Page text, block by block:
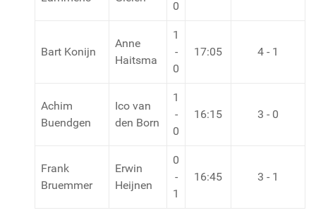
0
Bart Konijn
Anne
Haitsma
1
-
0
17:05 4 - 1
Achim
Buendgen
Ico van
den Born
1
-
0
16:15 3 - 0
Frank
Bruemmer
Erwin
Heijnen
0
-
1
16:45 3 - 1